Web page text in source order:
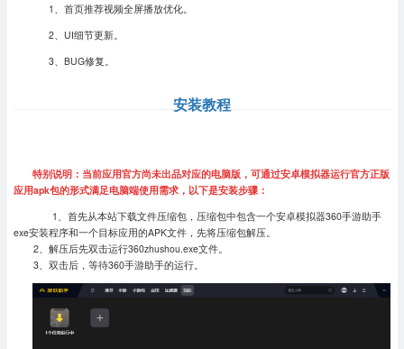
1、首页推荐视频全屏播放优化。
2、UI细节更新。
3、BUG修复。
安装教程
特别说明：当前应用官方尚未出品对应的电脑版，可通过安卓模拟器运行官方正版
应用apk包的形式满足电脑端使用需求，以下是安装步骤：
1、首先从本站下载文件压缩包，压缩包中包含一个安卓模拟器360手游助手
exe安装程序和一个目标应用的APK文件，先将压缩包解压。
2、解压后先双击运行360zhushou.exe文件。
3、双击后，等待360手游助手的运行。